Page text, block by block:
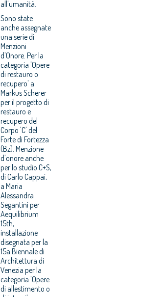
all'umanità.
Sono state
anche assegnate
una serie di
Menzioni
d'Onore. Per la
categoria 'Opere
di restauro o
recupero' a
Markus Scherer
per il progetto di
restauro e
recupero del
Corpo 'C' del
Forte di Fortezza
(Bz). Menzione
d'onore anche
per lo studio C+S,
di Carlo Cappai,
a Maria
Alessandra
Segantini per
Aequilibrium
15th,
installazione
disegnata per la
15a Biennale di
Architettura di
Venezia per la
categoria 'Opere
di allestimento o